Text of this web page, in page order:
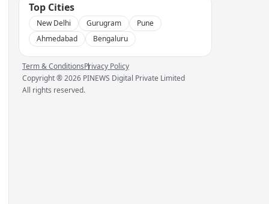
Top Cities
New Delhi Gurugram
Pune
Ahmedabad
Bengaluru
Term & ConditionsPrivacy Policy
Copyright ®2026 PINEWS Digital Private Limited
All rights reserved.